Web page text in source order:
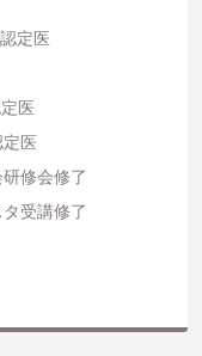
定医
医
医
修会修了
受講修了